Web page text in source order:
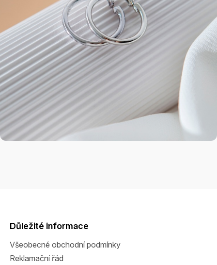
Důležité informace
Všeobecné obchodní podmínky
Reklamační řád